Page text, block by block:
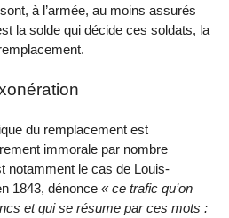
à l’armée, au moins assurés
la solde qui décide ces soldats, la
du remplacement est
immorale par nombre
notamment le cas de Louis-
1843, dénonce
ce trafic qu’on
et qui se résume par ces mots :